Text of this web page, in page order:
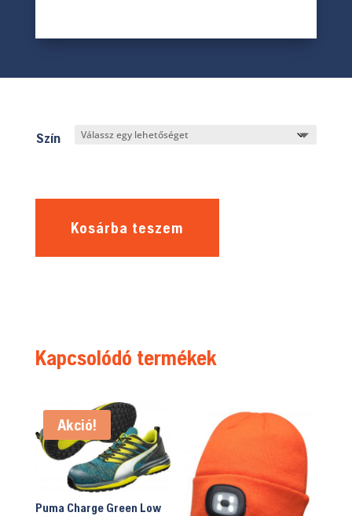
Szín
Kosárba teszem
Kapcsolódó termékek
Akció!
Puma Charge Green Low